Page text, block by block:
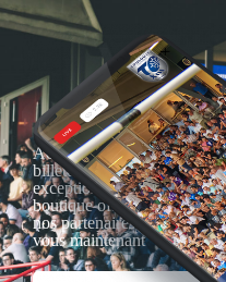
Actualités, nouveautés,
billetterie, remises
exceptionnelles dans la
boutique officielles & chez
nos partenaires… Inscrivez-
vous maintenant